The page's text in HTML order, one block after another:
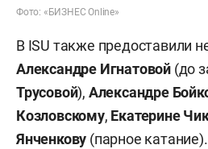
Фото: «БИЗНЕС Online»
В ISU также предоставили
Александре Игнатовой (до
Трусовой), Александре
Козловскому, Екатерине
Янченкову (парное